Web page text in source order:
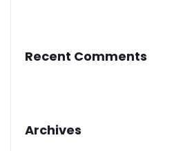
Recent Comments
Archives